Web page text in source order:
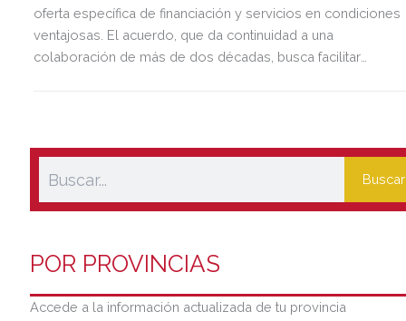
oferta específica de financiación y servicios en condiciones
ventajosas. El acuerdo, que da continuidad a una
colaboración de más de dos décadas, busca facilitar
Buscar
POR PROVINCIAS
Accede a la información actualizada de tu provincia